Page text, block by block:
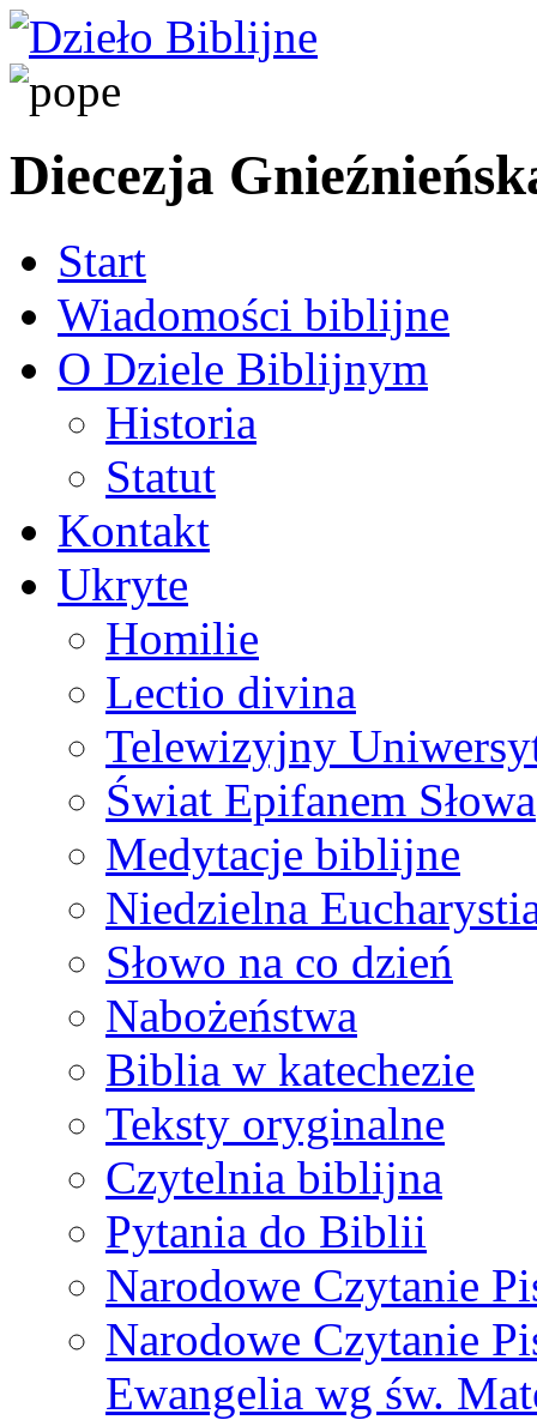
Diecezja
Start
Wiadomości biblijne
O Dziele Biblijnym
Historia
Statut
Kontakt
Ukryte
Homilie
Lectio divina
Telewizyjny
Świat Epifanem Słowa
Medytacje biblijne
Niedzielna
Słowo na co dzień
Nabożeństwa
Biblia w katechezie
Teksty oryginalne
Czytelnia biblijna
Pytania do Biblii
Narodowe Czytanie
Narodowe Czytanie
Ewangelia wg św.